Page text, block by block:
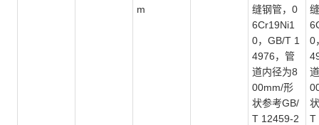
m
缝钢管， 0
6Cr19Ni1
0，GB/T 1
4976，管
道内径为8
00mm/形
状参考GB/
T 12459-2
0
T